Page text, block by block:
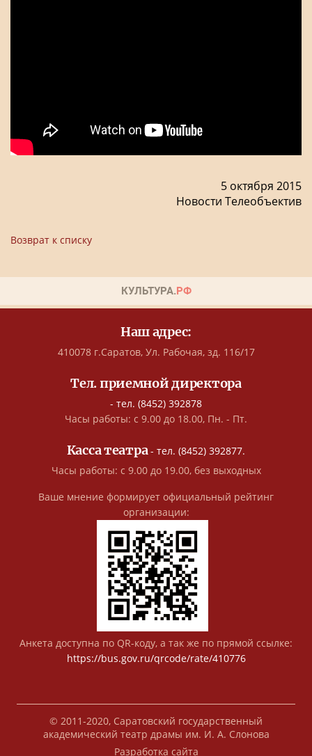
5 октября 2015
Новости Телеобъектив
Возврат к списку
Наш адрес:
410078 г.Саратов, Ул. Рабочая, зд. 116/17
Тел. приемной директора
- тел. (8452) 392878
Часы работы: с 9.00 до 18.00, Пн. - Пт.
Касса театра- тел. (8452) 392877.
Часы работы: с 9.00 до 19.00, без выходных
Ваше мнение формирует официальный рейтинг
организации:
Анкета доступна по QR-коду, а так же по прямой ссылке:
https://bus.gov.ru/qrcode/rate/410776
© 2011-2020, Саратовский государственный
академический театр драмы им. И. А. Слонова
Разработка сайта